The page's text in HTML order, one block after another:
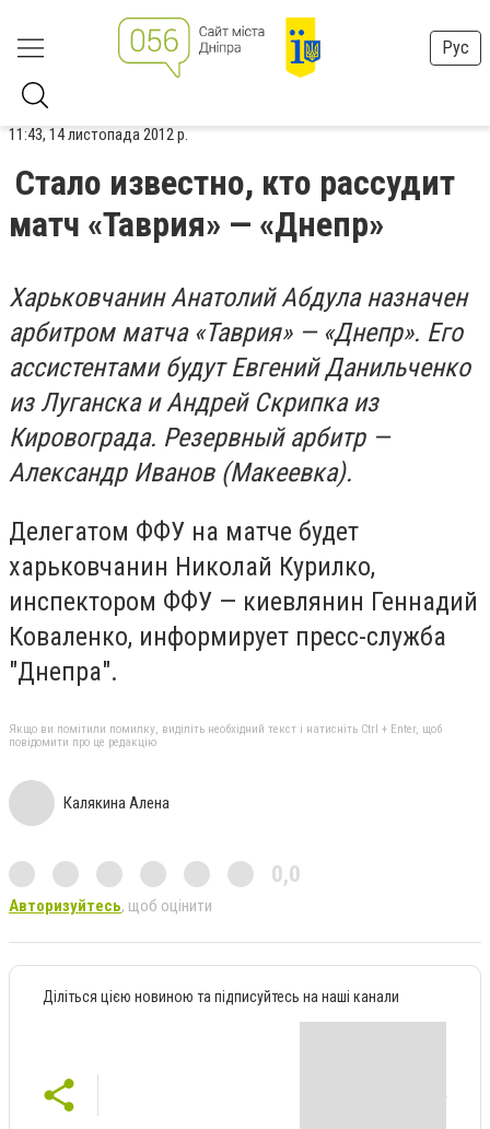
Рус
11:43, 14 листопада 2012 р.
Стало известно, кто рассудит
матч «Таврия» — «Днепр»
Харьковчанин Анатолий Абдула назначен
арбитром матча «Таврия» — «Днепр». Его
ассистентами будут Евгений Данильченко
из Луганска и Андрей Скрипка из
Кировограда. Резервный арбитр —
Александр Иванов (Макеевка).
Делегатом ФФУ на матче будет
харьковчанин Николай Курилко,
инспектором ФФУ — киевлянин Геннадий
Коваленко, информирует пресс-служба
"Днепра".
Якщо ви помітили помилку, виділіть необхідний текст і натисніть Ctrl + Enter, щоб
повідомити про це редакцію
Калякина Алена
0,0
Авторизуйтесь, щоб оцінити
Діліться цією новиною та підписуйтесь на наші канали